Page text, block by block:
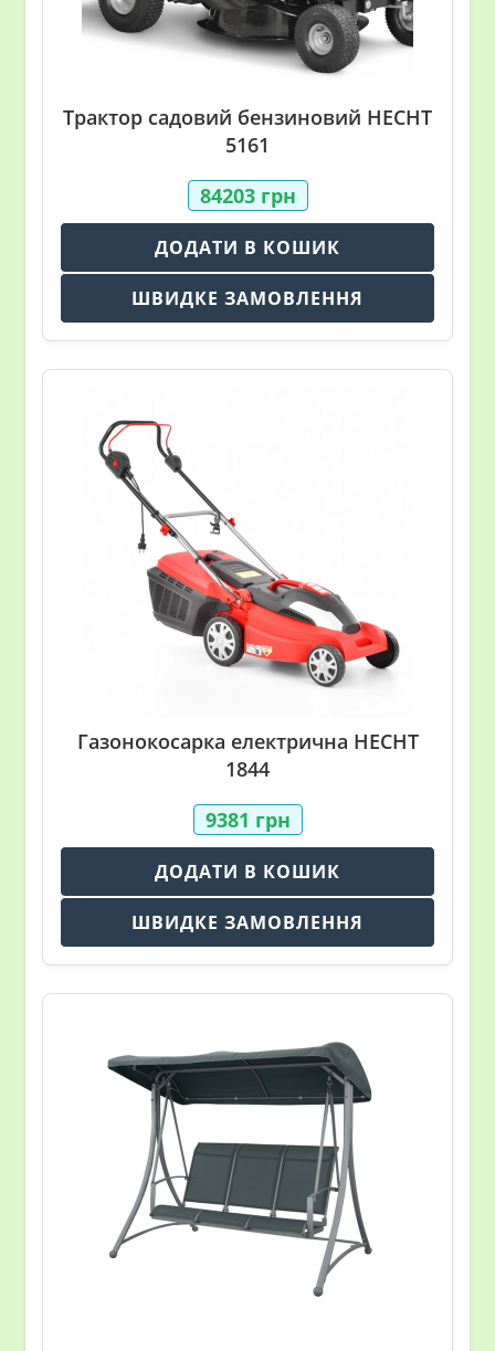
Трактор садовий бензиновий HECHT
5161
84203 грн
ДОДАТИ В КОШИК
ШВИДКЕ ЗАМОВЛЕННЯ
Газонокосарка електрична HECHT
1844
9381 грн
ДОДАТИ В КОШИК
ШВИДКЕ ЗАМОВЛЕННЯ